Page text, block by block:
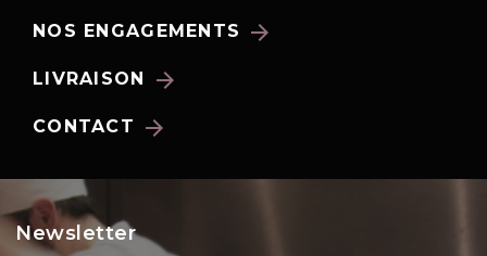
NOS ENGAGEMENTS arrow_forward
LIVRAISON arrow_forward
CONTACT arrow_forward
Newsletter